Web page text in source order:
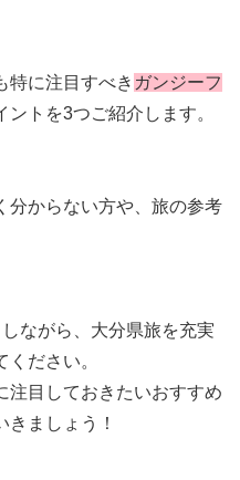
特に注目すべき ガンジーフ
トを3つご紹介します。
分からない方や、旅の参考
ながら、大分県旅を充実
ださい。
注目しておきたいおすすめ
ましょう！